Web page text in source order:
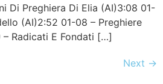
Di Preghiera Di Elia (AI)3:08 01-
(AI)2:52 01-08 – Preghiere
Radicati E Fondati […]
Next →